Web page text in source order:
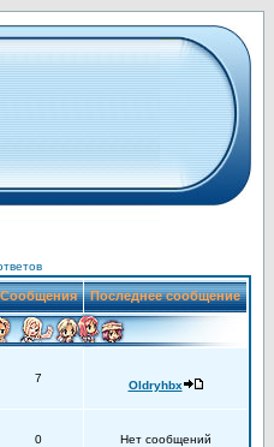
Последнее сообщение
7
Oldryhbx
0 Нет сообщений